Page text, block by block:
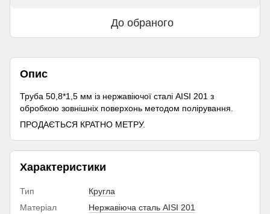
До обраного
Опис
Труба 50,8*1,5 мм із нержавіючої сталі AISI 201 з
обробкою зовнішніх поверхонь методом полірування.
ПРОДАЄТЬСЯ КРАТНО МЕТРУ.
Характеристики
Тип
Кругла
Матеріал
Нержавіюча сталь AISI 201